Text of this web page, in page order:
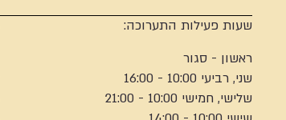
שעות פעילות התערוכה:
ראשון - סגור
שני, רביעי 10:00 - 16:00
שלישי, חמישי 10:00 - 21:00